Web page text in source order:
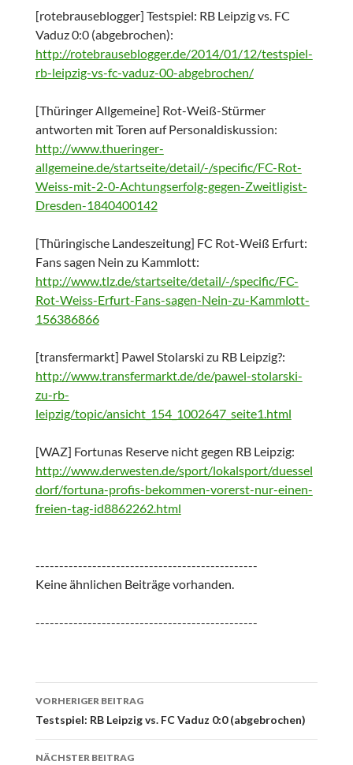
[rotebrauseblogger] Testspiel: RB Leipzig vs. FC
Vaduz 0:0 (abgebrochen):
http://rotebrauseblogger.de/2014/01/12/testspiel-
rb-leipzig-vs-fc-vaduz-00-abgebrochen/
[Thüringer Allgemeine] Rot-Weiß-Stürmer
antworten mit Toren auf Personaldiskussion:
http://www.thueringer-
allgemeine.de/startseite/detail/-/specific/FC-Rot-
Weiss-mit-2-0-Achtungserfolg-gegen-Zweitligist-
Dresden-1840400142
[Thüringische Landeszeitung] FC Rot-Weiß Erfurt:
Fans sagen Nein zu Kammlott:
http://www.tlz.de/startseite/detail/-/specific/FC-
Rot-Weiss-Erfurt-Fans-sagen-Nein-zu-Kammlott-
156386866
[transfermarkt] Pawel Stolarski zu RB Leipzig?:
http://www.transfermarkt.de/de/pawel-stolarski-
zu-rb-
leipzig/topic/ansicht_154_1002647_seite1.html
[WAZ] Fortunas Reserve nicht gegen RB Leipzig:
http://www.derwesten.de/sport/lokalsport/duessel
dorf/fortuna-profis-bekommen-vorerst-nur-einen-
freien-tag-id8862262.html
-----------------------------------------------
Keine ähnlichen Beiträge vorhanden.
-----------------------------------------------
Beitrags-
Navigation
VORHERIGER BEITRAG
Testspiel: RB Leipzig vs. FC Vaduz 0:0 (abgebrochen)
NÄCHSTER BEITRAG